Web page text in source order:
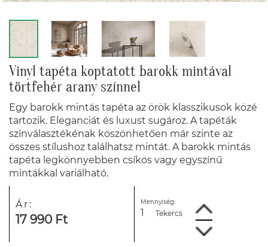
Vinyl tapéta koptatott barokk mintával
törtfehér arany színnel
Egy barokk mintás tapéta az örök klasszikusok közé
tartozik. Eleganciát és luxust sugároz. A tapéták
színválasztékénak köszönhetően már szinte az
összes stílushoz találhatsz mintát. A barokk mintás
tapéta legkönnyebben csíkos vagy egyszínű
mintákkal variálható.
Ár:
17 990 Ft
Mennyiség:
Tekercs